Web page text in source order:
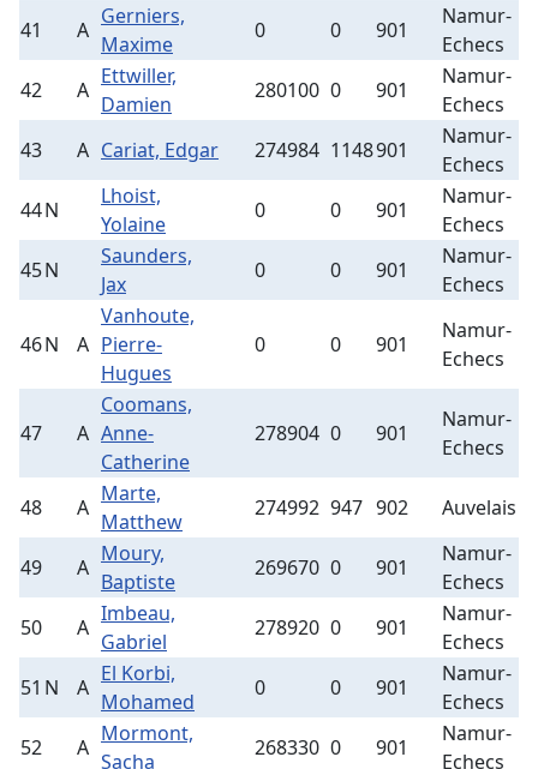
41 A
Gerniers,
Maxime
0 0 901
Namur-
Echecs
42 A
Ettwiller,
Damien
280100 0 901
Namur-
Echecs
43 A Cariat, Edgar 274984 1148901
Namur-
Echecs
44N
Lhoist,
Yolaine
0 0 901
Namur-
Echecs
45N
Saunders,
Jax
0 0 901
Namur-
Echecs
46N A
Vanhoute,
Pierre-
Hugues
0 0 901
Namur-
Echecs
47 A
Coomans,
Anne-
Catherine
278904 0 901
Namur-
Echecs
48 A
Marte,
Matthew
274992 947 902 Auvelais
49 A
Moury,
Baptiste
269670 0 901
Namur-
Echecs
50 A
Imbeau,
Gabriel
278920 0 901
Namur-
Echecs
51 N A
El Korbi,
Mohamed
0 0 901
Namur-
Echecs
52 A
Mormont,
Sacha
268330 0 901
Namur-
Echecs